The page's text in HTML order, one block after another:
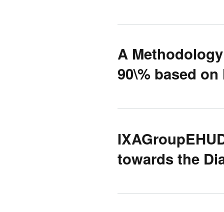
A
90\% based
towards the